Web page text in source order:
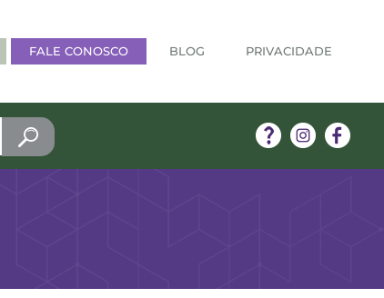
FALE CONOSCO BLOG PRIVACIDADE